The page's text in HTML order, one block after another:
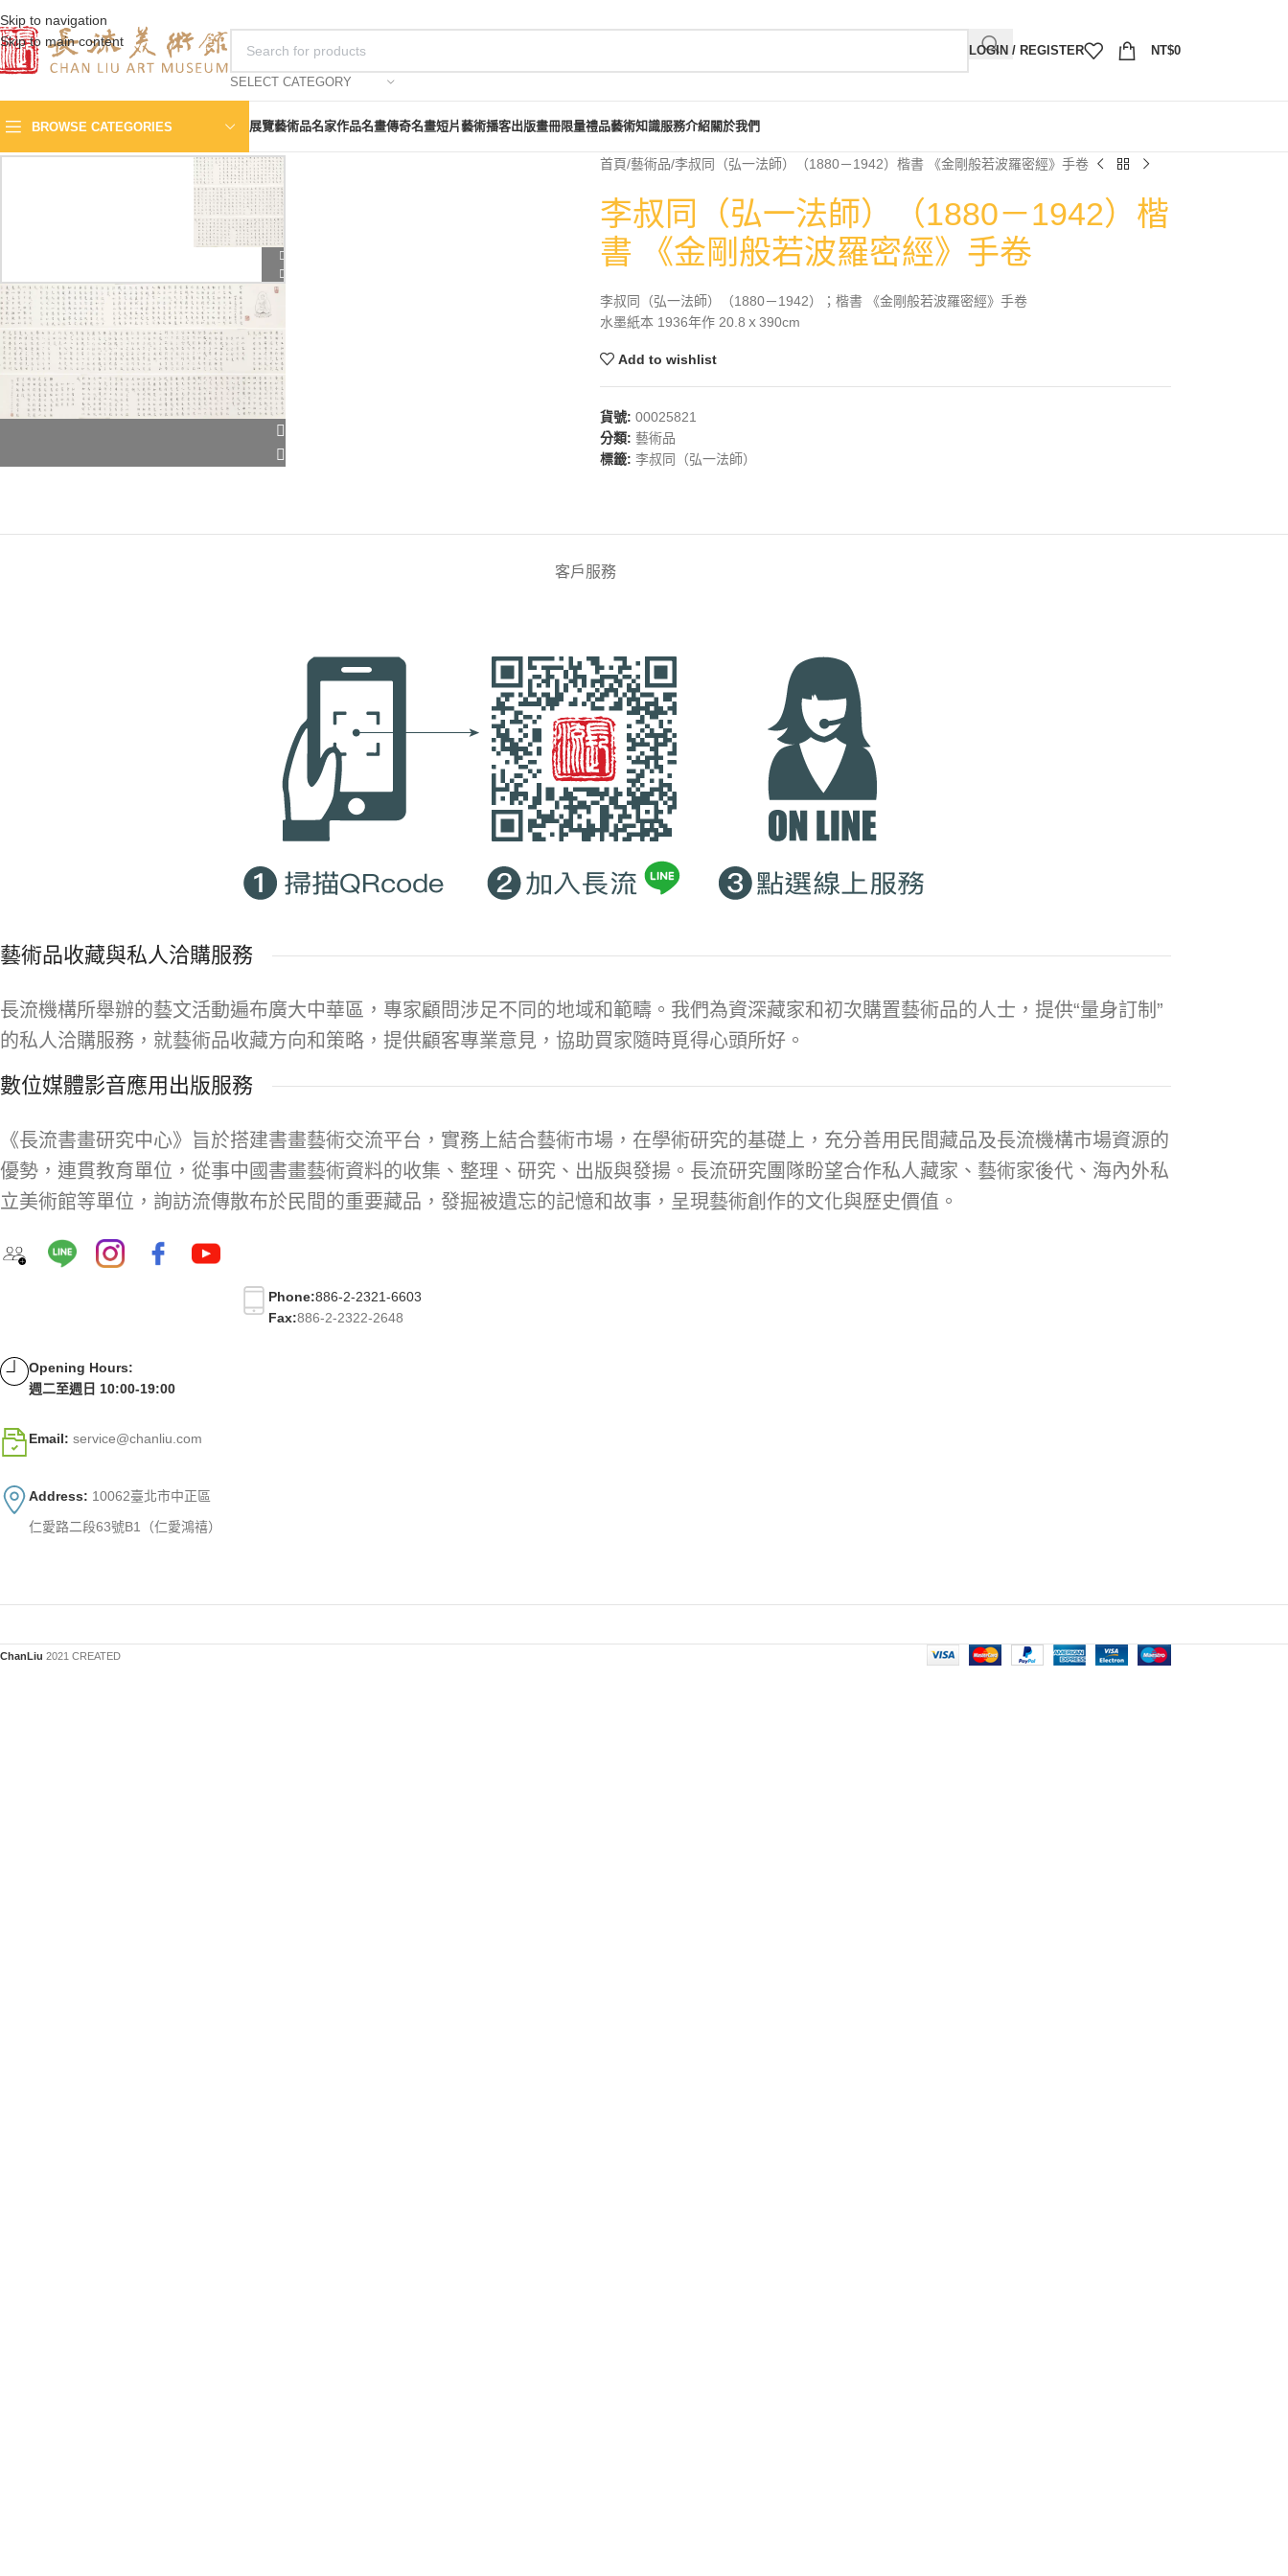
Skip to navigation
Skip to main content
SELECT CATEGORY
LOGIN / REGISTER NT$0
BROWSE CATEGORIES 展覽藝術品名家作品名畫傳奇名畫短片藝術播客出版畫冊限量禮品藝術知識服務介紹關於我們
首頁 藝術品 李叔同（弘一法師）（1880－1942）楷書 《金剛般若波羅密經》手卷
李叔同（弘一法師）（1880－1942）楷
書 《金剛般若波羅密經》手卷
李叔同（弘一法師）（1880－1942）；楷書 《金剛般若波羅密經》手卷
水墨紙本 1936年作 20.8ｘ390cm
Add to wishlist
貨號: 00025821
分類: 藝術品
標籤: 李叔同（弘一法師）
客戶服務
藝術品收藏與私人洽購服務
長流機構所舉辦的藝文活動遍布廣大中華區，專家顧問涉足不同的地域和範疇。我們為資深藏家和初次購置藝術品的人士，提供“量身訂制”
的私人洽購服務，就藝術品收藏方向和策略，提供顧客專業意見，協助買家隨時覓得心頭所好。
數位媒體影音應用出版服務
《長流書畫研究中心》旨於搭建書畫藝術交流平台，實務上結合藝術市場，在學術研究的基礎上，充分善用民間藏品及長流機構市場資源的
優勢，連貫教育單位，從事中國書畫藝術資料的收集、整理、研究、出版與發揚。長流研究團隊盼望合作私人藏家、藝術家後代、海內外私
立美術館等單位，詢訪流傳散布於民間的重要藏品，發掘被遺忘的記憶和故事，呈現藝術創作的文化與歷史價值。
Phone:886-2-2321-6603
Fax:886-2-2322-2648
Opening Hours:
週二至週日 10:00-19:00
Email: service@chanliu.com
Address: 10062臺北市中正區
仁愛路二段63號B1（仁愛鴻禧）
ChanLiu 2021 CREATED